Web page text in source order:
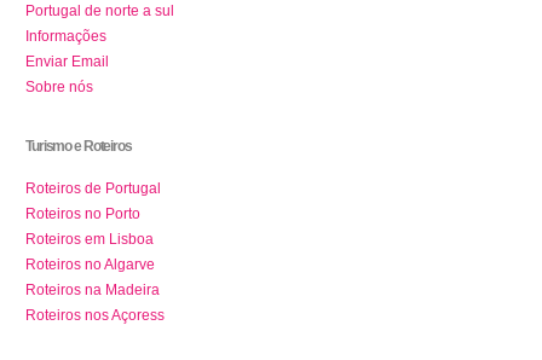
Portugal de norte a sul
Informações
Enviar Email
Sobre nós
Turismo e Roteiros
Roteiros de Portugal
Roteiros no Porto
Roteiros em Lisboa
Roteiros no Algarve
Roteiros na Madeira
Roteiros nos Açoress